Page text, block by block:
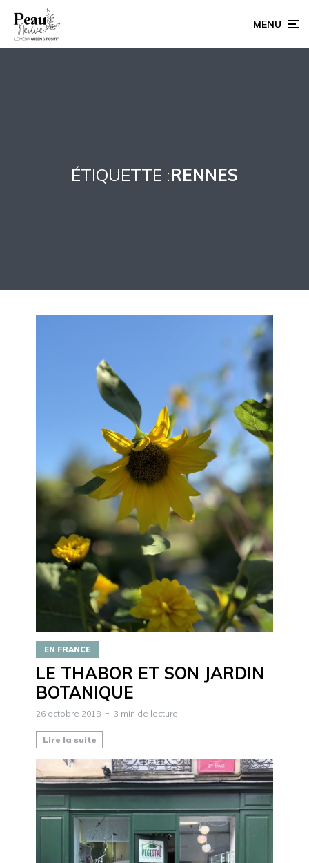
MENU
ÉTIQUETTE :RENNES
EN FRANCE
LE THABOR ET SON JARDIN
BOTANIQUE
26 octobre 2018 3 min de lecture
Lire la suite